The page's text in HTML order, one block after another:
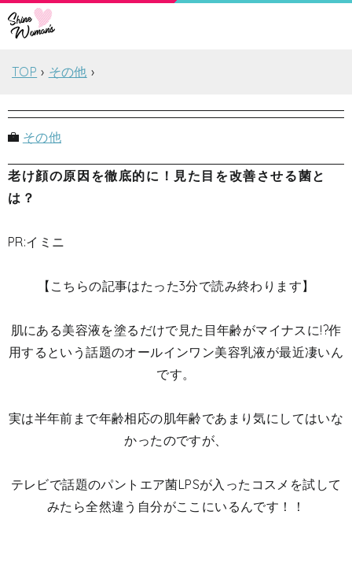
TOP その他
その他
老け顔の原因を徹底的に！見た目を改善させる菌と
は？
PR:イミニ
【こちらの記事はたった3分で読み終わります】
肌にある美容液を塗るだけで見た目年齢がマイナスに!?作
用するという話題のオールインワン美容乳液が最近凄いん
です。
実は半年前まで年齢相応の肌年齢であまり気にしてはいな
かったのですが、
テレビで話題のパントエア菌LPSが入ったコスメを試して
みたら全然違う自分がここにいるんです！！